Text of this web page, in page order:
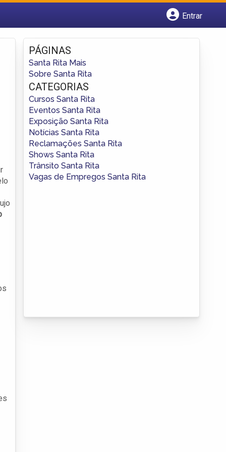
Entrar
Fazer login
Criar conta
PÁGINAS
Santa Rita Mais
Sobre Santa Rita
CATEGORIAS
Cursos Santa Rita
Eventos Santa Rita
Exposição Santa Rita
Notícias Santa Rita
Reclamações Santa Rita
Shows Santa Rita
Trânsito Santa Rita
Vagas de Empregos Santa Rita